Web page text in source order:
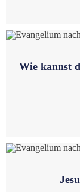
Wie kannst